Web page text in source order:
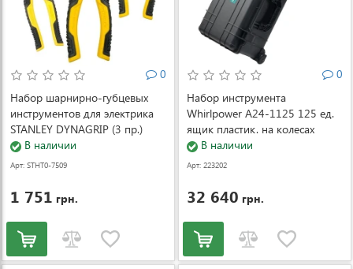
0
Набор шарнирно-губцевых
инструментов для электрика
STANLEY DYNAGRIP (3 пр.)
(STHT0-75094)
В наличии
Арт: STHT0-7509
1 751 грн.
0
Набор инструмента
Whirlpower A24-1125 125 ед.
ящик пластик. на колесах
В наличии
Арт: 223202
32 640 грн.